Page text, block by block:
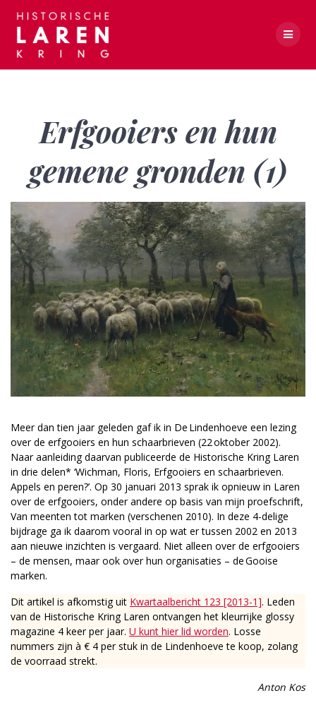
Erfgooiers en hun
gemene gronden (1)
Meer dan tien jaar geleden gaf ik in De Lindenhoeve een lezing
over de erfgooiers en hun schaarbrieven (22 oktober 2002).
Naar aanleiding daarvan publiceerde de Historische Kring Laren
in drie delen* ‘Wichman, Floris, Erfgooiers en schaarbrieven.
Appels en peren?’. Op 30 januari 2013 sprak ik opnieuw in Laren
over de erfgooiers, onder andere op basis van mijn proefschrift,
Van meenten tot marken (verschenen 2010). In deze 4-delige
bijdrage ga ik daarom vooral in op wat er tussen 2002 en 2013
aan nieuwe inzichten is vergaard. Niet alleen over de erfgooiers
– de mensen, maar ook over hun organisaties – de Gooise
marken.
Dit artikel is afkomstig uit Kwartaalbericht 123 [2013-1]. Leden
van de Historische Kring Laren ontvangen het kleurrijke glossy
magazine 4 keer per jaar. U kunt hier lid worden. Losse
nummers zijn à € 4 per stuk in de Lindenhoeve te koop, zolang
de voorraad strekt.
Anton Kos